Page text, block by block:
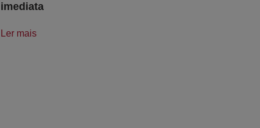
imediata
Ler mais